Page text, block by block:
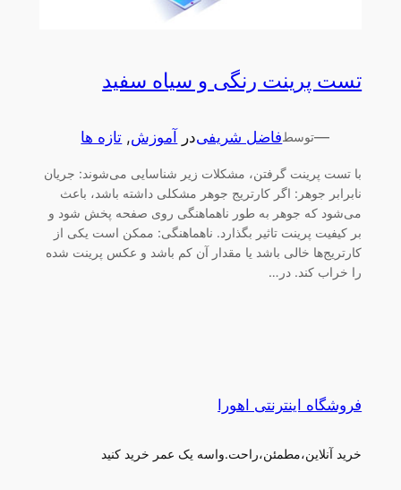
تست پرینت رنگی و سیاه سفید
—توسطفاضل شریفیدر آموزش, تازه ها
با تست پرینت گرفتن، مشکلات زیر شناسایی می‌شوند: جریان
نابرابر جوهر: اگر کارتریج جوهر مشکلی داشته باشد، باعث
می‌شود که جوهر به طور ناهماهنگی روی صفحه پخش شود و
بر کیفیت پرینت تاثیر بگذارد. ناهماهنگی: ممکن است یکی از
کارتریج‌ها خالی باشد یا مقدار آن کم باشد و عکس پرینت شده
را خراب کند. در…
فروشگاه اینترنتی اهورا
خرید آنلاین،مطمئن،راحت.واسه یک عمر خرید کنید